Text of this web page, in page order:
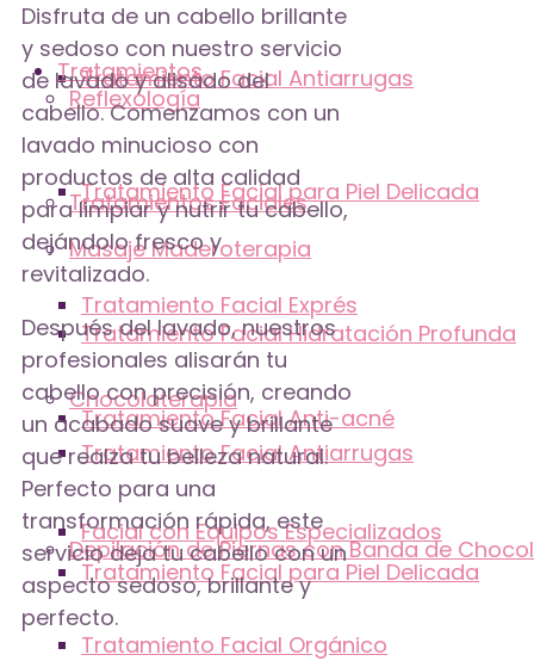
Reflexología
Masaje Maderoterapia
Chocolaterapia
Depilación de Piernas con Banda de
Tratamiento Facial Antiarrugas
Tratamiento Facial para Piel Delicada
Tratamiento Facial Exprés
Tratamiento Facial Anti-acné
Facial con Equipos Especializados
Tratamiento Facial Orgánico
Tratamientos
Tratamientos Faciales
Tratamiento Facial Hidratación Profunda
Tratamiento Facial Antiarrugas
Tratamiento Facial para Piel Delicada
Disfruta de un cabello brillante
y sedoso con nuestro servicio
de lavado y alisado del
cabello. Comenzamos con un
lavado minucioso con
productos de alta calidad
para limpiar y nutrir tu cabello,
dejándolo fresco y
revitalizado.
Después del lavado, nuestros
profesionales alisarán tu
cabello con precisión, creando
un acabado suave y brillante
que realza tu belleza natural.
Perfecto para una
transformación rápida, este
servicio deja tu cabello con un
aspecto sedoso, brillante y
perfecto.